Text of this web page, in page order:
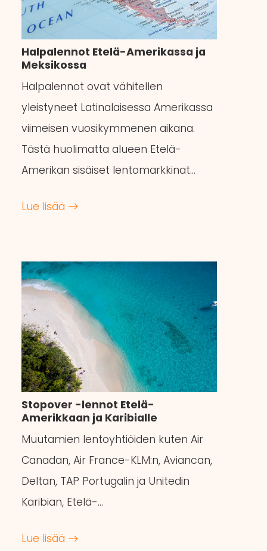
Halpalennot Etelä-Amerikassa ja
Meksikossa
Halpalennot ovat vähitellen
yleistyneet Latinalaisessa Amerikassa
viimeisen vuosikymmenen aikana.
Tästä huolimatta alueen Etelä-
Amerikan sisäiset lentomarkkinat…
Lue lisää
Stopover -lennot Etelä-
Amerikkaan ja Karibialle
Muutamien lentoyhtiöiden kuten Air
Canadan, Air France-KLM:n, Aviancan,
Deltan, TAP Portugalin ja Unitedin
Karibian, Etelä-…
Lue lisää